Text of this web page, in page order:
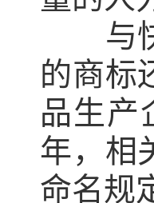
与快
的商标
品生产
年，相
命名规